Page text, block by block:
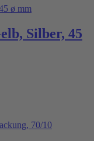
Silber, 45